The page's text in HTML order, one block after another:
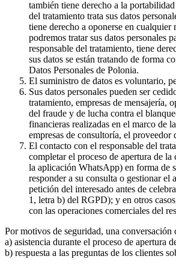
también tiene derecho a la
del tratamiento trata sus datos
tiene derecho a oponerse en
podremos tratar sus datos personales
responsable del tratamiento, tiene
sus datos se están tratando de forma
Datos Personales de Polonia.
El suministro de datos es voluntario,
Sus datos personales pueden ser
tratamiento, empresas de mensajería,
del fraude y de lucha contra el
financieras realizadas en el marco de
empresas de consultoría, el
El contacto con el responsable del
completar el proceso de apertura de
la aplicación WhatsApp) en forma de
responder a su consulta o gestionar el
petición del interesado antes de
1, letra b) del RGPD); y en otros
con las operaciones comerciales del
Por motivos de seguridad, una
a) asistencia durante el proceso de apertura
b) respuesta a las preguntas de los clientes